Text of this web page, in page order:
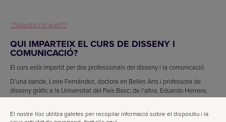
??Apunta-t’hi ara!!??
QUI IMPARTEIX EL CURS DE DISSENY I
COMUNICACIÓ?
El curs està impartit per dos professionals del disseny i la comunicació.
D’una banda, Leire Fernández, doctora en Belles Arts i professora de
disseny gràfic a la Universitat del País Basc; de l’altra, Eduardo Herrera,
també doctor en Belles Arts i professor de disseny gràfic a la mateixa
El nostre lloc utilitza galetes per recopilar informació sobre el dispositiu i la